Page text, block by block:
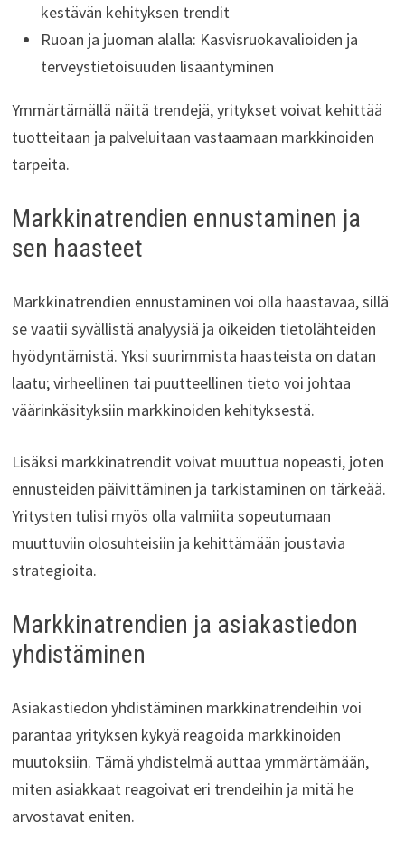
kestävän kehityksen trendit
Ruoan ja juoman alalla: Kasvisruokavalioiden ja
terveystietoisuuden lisääntyminen
Ymmärtämällä näitä trendejä, yritykset voivat kehittää
tuotteitaan ja palveluitaan vastaamaan markkinoiden
tarpeita.
Markkinatrendien ennustaminen ja
sen haasteet
Markkinatrendien ennustaminen voi olla haastavaa, sillä
se vaatii syvällistä analyysiä ja oikeiden tietolähteiden
hyödyntämistä. Yksi suurimmista haasteista on datan
laatu; virheellinen tai puutteellinen tieto voi johtaa
väärinkäsityksiin markkinoiden kehityksestä.
Lisäksi markkinatrendit voivat muuttua nopeasti, joten
ennusteiden päivittäminen ja tarkistaminen on tärkeää.
Yritysten tulisi myös olla valmiita sopeutumaan
muuttuviin olosuhteisiin ja kehittämään joustavia
strategioita.
Markkinatrendien ja asiakastiedon
yhdistäminen
Asiakastiedon yhdistäminen markkinatrendeihin voi
parantaa yrityksen kykyä reagoida markkinoiden
muutoksiin. Tämä yhdistelmä auttaa ymmärtämään,
miten asiakkaat reagoivat eri trendeihin ja mitä he
arvostavat eniten.